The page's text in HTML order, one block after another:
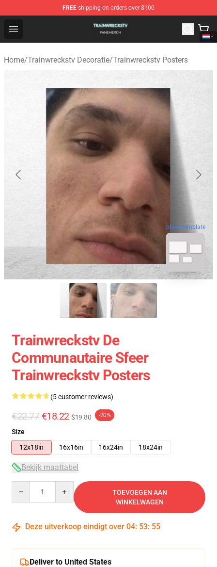
FREE shipping on orders over $100
Open menu
Trainwreckstv Shop - Official Trainwreckstv
Home/Trainwreckstv Decoratie/Trainwreckstv Posters
blank template
Trainwreckstv De
Communautaire Sfeer
Trainwreckstv Posters
(5 customer reviews)
€22.77 €18.22 $19.80 -20%
Size
12x18in
16x16in 16x24in 18x24in
Bekijk maattabel
TOEVOEGEN AAN
WINKELWAGEN
Deze uitverkoop eindigt over 04: 53: 55
Deliver to United States